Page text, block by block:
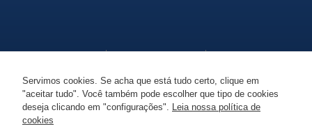
EndereçoTelefone Email
Servimos cookies. Se acha que está tudo certo, clique em
"aceitar tudo". Você também pode escolher que tipo de cookies
deseja clicando em "configurações". Leia nossa política de
cookies